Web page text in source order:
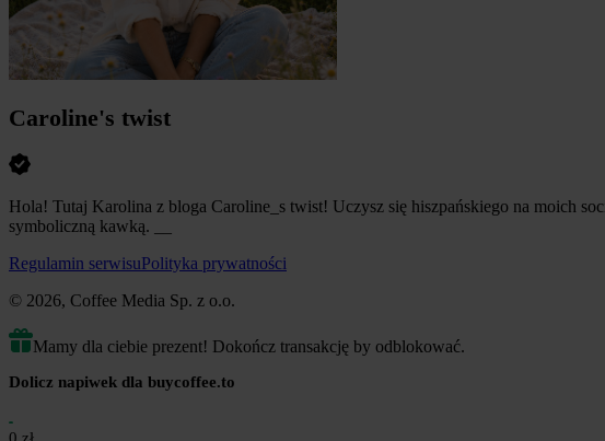
Caroline's twist
Hola! Tutaj Karolina z bloga Caroline_s twist! Uczysz się hiszpańskiego na moich
symboliczną kawką. __
Regulamin serwisuPolityka prywatności
© 2026, Coffee Media Sp. z o.o.
Mamy dla ciebie prezent! Dokończ transakcję by odblokować.
Dolicz napiwek dla buycoffee.to
0 zł